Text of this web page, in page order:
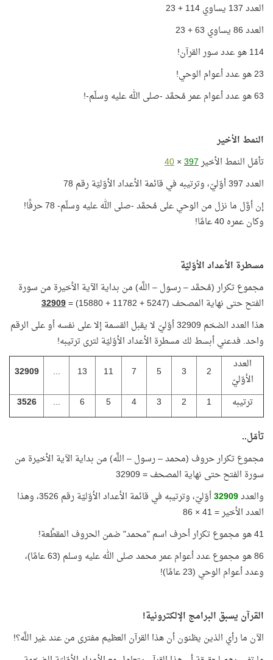
العدد 137 يساوي 114 + 23
العدد 86 يساوي 63 + 23
114 هو عدد سور القرآن!
23 هو عدد أعوام الوحي!
63 هو عدد أعوام عمر مُحمَّد -صلى الله عليه وسلّم-!
النمط الأخير
تأمّل النمط الأخير397
×
40
العدد 397 أوّليّ، وترتيبه في قائمة الأعداد الأوّليّة رقم 78
إن أوَّل ما نزل من الوحي على مُحمَّد -صلى الله عليه وسلّم- 78 حرفًا!
وكان عمره 40 عامًا!
مسطرة الأعداد الأوّليّة
مجموع تكرار (مُحمَّد – رسول – اللَّه) من بداية الآية الأخيرة من سورة
الفتح حتى نهاية المصحف (5247
+
11782
+
15880
) =
32909
هذا العدد الضخم 32909 أوّليّ لا يقبل القسمة إلا على نفسه أو على الرقم
واحد. فدعني أبسط لك مسطرة الأعداد الأوّليّة لترى ترتيبه!
العدد
الأوّليّ
2
3
5
7
11
13
...
32909
ترتيبه
1
2
3
4
5
6
...
3526
تأمّل..
مجموع تكرار حروف (محمد – رسول – اللَّه) من بداية الآية الأخيرة من
سورة الفتح حتى نهاية المصحف = 32909
والعدد32909
أوّليّ، وترتيبه في قائمة الأعداد الأوّليّة رقم 3526، وهذا
العدد الأخير = 41 × 86
41 هو مجموع تكرار أحرف اسم "محمد" ضمن الحروف المقطَّعة!
86 هو مجموع عدد أعوام عمر محمد صلى الله عليه وسلم (63 عامًا)،
وعدد أعوام الوحي (23 عامًا)!
القرآن يسبق البرامج الإلكترونية!
الآن ما رأي الذين يظنون أن هذا القرآن العظيم مفترى من عند غير اللَّه؟!